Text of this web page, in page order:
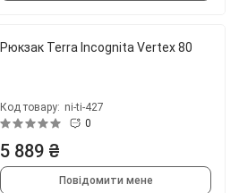
Рюкзак Terra Incognita Vertex 80
Код товару: ni-ti-427
0
5 889 ₴
Повідомити мене